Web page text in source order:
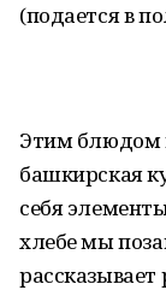
(подается в
Этим блюдом
башкирская
себя
хлебе мы
рассказывает